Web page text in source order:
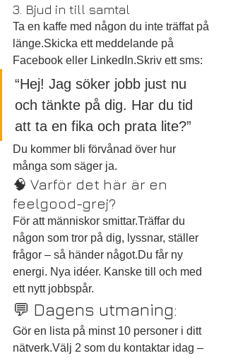
3. Bjud in till samtal
Ta en kaffe med någon du inte träffat på
länge.Skicka ett meddelande på
Facebook eller LinkedIn.Skriv ett sms:
“Hej! Jag söker jobb just nu
och tänkte på dig. Har du tid
att ta en fika och prata lite?”
Du kommer bli förvånad över hur
många som säger ja.
🧠 Varför det här är en
feelgood-grej?
För att människor smittar.Träffar du
någon som tror på dig, lyssnar, ställer
frågor – så händer något.Du får ny
energi. Nya idéer. Kanske till och med
ett nytt jobbspår.
💬 Dagens utmaning:
Gör en lista på minst 10 personer i ditt
nätverk.Välj 2 som du kontaktar idag –